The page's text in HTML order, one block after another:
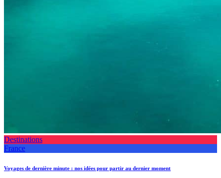
Destinations
France
Voyages de dernière minute : nos idées pour partir au dernier moment